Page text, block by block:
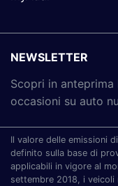
NEWSLETTER
Scopri in
occasioni su auto
Il valore delle emissioni
definito sulla base di
applicabili in vigore al
settembre 2018, i